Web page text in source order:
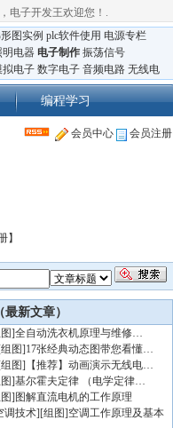
电子开发王欢迎您！ .
图实例 plc软件使用 电源专栏
明电器 电子制作 振荡信号
拟电子 数字电子 音频电路 无线电
编程学习
会员中心 会员注册
新文章）
]全自动洗衣机原理与维修…
图]17张经典动态图带您看懂…
图] 【推荐】动画演示无线电…
]基尔霍夫定律 （电学定律…
] 图解直流电机的工作原理
调技术][组图]空调工作原理及基本